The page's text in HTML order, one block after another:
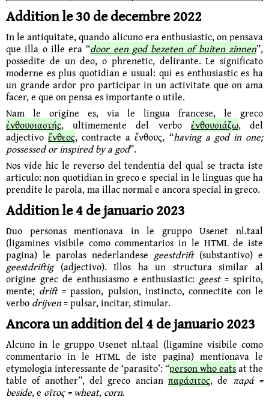
Addition le 30 de decembre 2022
In le antiquitate, quando alicuno era enthusiastic, on pensava
que illa o ille era “door een god bezeten of buiten zinnen”,
possedite de un deo, o phrene­tic, delirante. Le significato
moderne es plus quotidian e usual: qui es enthusiastic es ha
un grande ardor pro parti­cipar in un activitate que on ama
facer, e que on pensa es importante o utile.
Nam le origine es, via le lingua francese, le greco
ἐνθουσιαστής, ultimemente del verbo ἐνθουσιάζω, del
adjectivoἔνθεος, contracte a ἔνθους, “having a god in one;
possessed or inspired by a god”.
Nos vide hic le reverso del tendentia del qual se tracta iste
articulo: non quotidian in greco e special in le linguas que ha
prendite le parola, ma illac normal e ancora special in greco.
Addition le 4 de januario 2023
Duo personas mentionava in le gruppo Usenet nl.taal
(ligamines visibile como commen­tarios in le HTML de iste
pagina) le parolas nederlandese geestdrift(substantivo) e
geestdriftig(adjectivo). Illos ha un structura similar al
origine grec de enthusiasmo e enthusiastic:geest= spirito,
mente; drift= passion, pulsion, instincto, connectite con le
verbo drijven= pulsar, incitar, stimular.
Ancora un addition del 4 de januario 2023
Alcuno in le gruppo Usenet nl.taal (ligamine visibile como
commentario in le HTML de iste pagina)mentionava le
etymologia interessante de ‘parasito’: “person who eatsat the
table of another”, del greco ancian παράσιτος, deπαρά =
beside, e σῖτος = wheat, corn.